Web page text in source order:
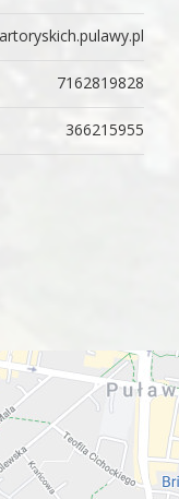
7162819828
366215955